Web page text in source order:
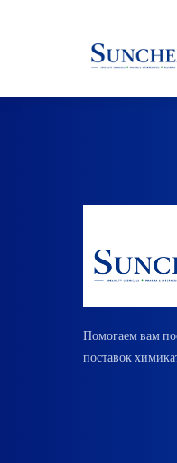
Помогаем вам
поставок